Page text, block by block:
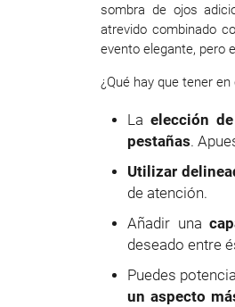
sombra de ojos
atrevido combinado
evento elegante, pero
¿Qué hay que tener en
Laelección
pestañas.
Utilizar
de atención.
Añadir una
deseado entre
Puedes
un aspecto